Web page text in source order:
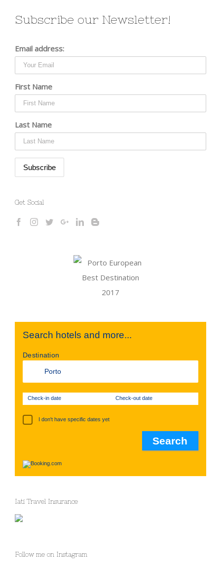
Subscribe our Newsletter!
Email address:
First Name
Last Name
Get Social
Search hotels and more...
Destination
Check-in date Check-out date
I don't have specific dates yet
Iati Travel Insurance
Follow me on Instagram